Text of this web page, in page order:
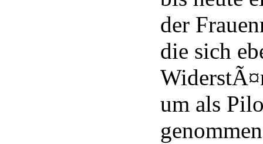
der
die sich
um als